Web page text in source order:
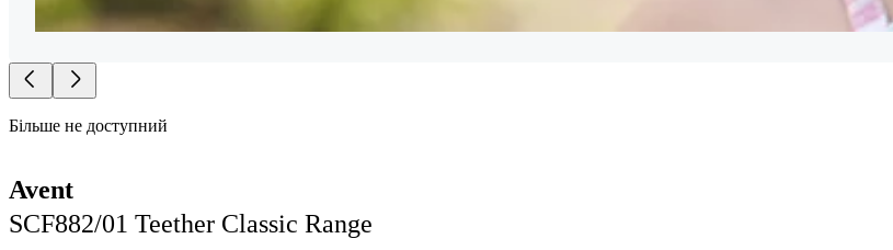
Більше не доступний
Avent
SCF882/01 Teether Classic Range